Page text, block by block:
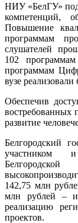
НИУ «БелГУ»
компетенций,
Повышение
программам
слушателей
102
программам
вузе
Обеспечив
востребованных
развитие
Белгородский
участником и
142,75 млн
млн рублей –
реализацию
проектов.